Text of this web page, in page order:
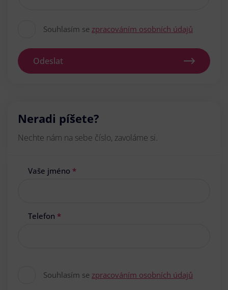
Souhlasím se zpracováním osobních údajů
Odeslat
Neradi píšete?
Nechte nám na sebe číslo, zavoláme si.
Vaše jméno *
Telefon *
Souhlasím se zpracováním osobních údajů